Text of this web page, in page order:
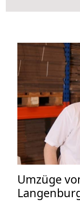
Umzüge